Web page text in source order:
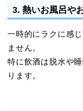
3. 熱いお風呂や
一時的にラクに感
ません。
特に飲酒は脱水や
ります。